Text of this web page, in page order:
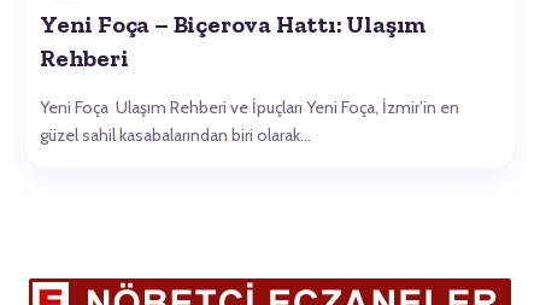
Yeni Foça – Biçerova Hattı: Ulaşım
Rehberi
Yeni Foça Ulaşım Rehberi ve İpuçları Yeni Foça, İzmir’in en
güzel sahil kasabalarından biri olarak…